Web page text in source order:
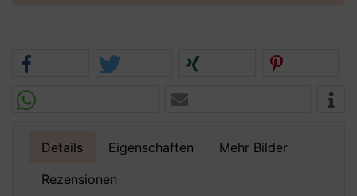
Details Eigenschaften
Mehr Bilder
Rezensionen